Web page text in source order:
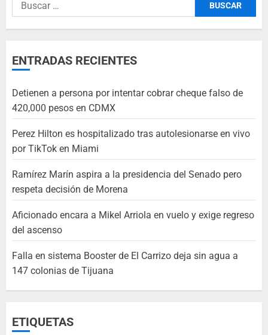
ENTRADAS RECIENTES
Detienen a persona por intentar cobrar cheque falso de
420,000 pesos en CDMX
Perez Hilton es hospitalizado tras autolesionarse en vivo
por TikTok en Miami
Ramírez Marín aspira a la presidencia del Senado pero
respeta decisión de Morena
Aficionado encara a Mikel Arriola en vuelo y exige regreso
del ascenso
Falla en sistema Booster de El Carrizo deja sin agua a
147 colonias de Tijuana
ETIQUETAS